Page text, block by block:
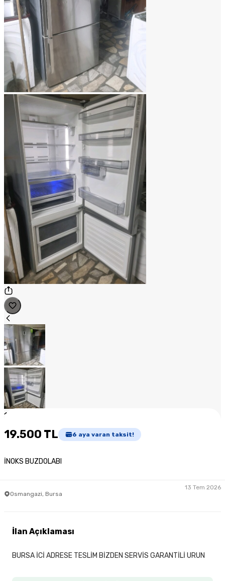
1
19.500 TL 6 aya varan taksit!
İNOKS BUZDOLABI
Osmangazi, Bursa
13 Tem 2026
İlan Açıklaması
BURSA İCİ ADRESE TESLİM BİZDEN SERVİS GARANTİLİ URUN